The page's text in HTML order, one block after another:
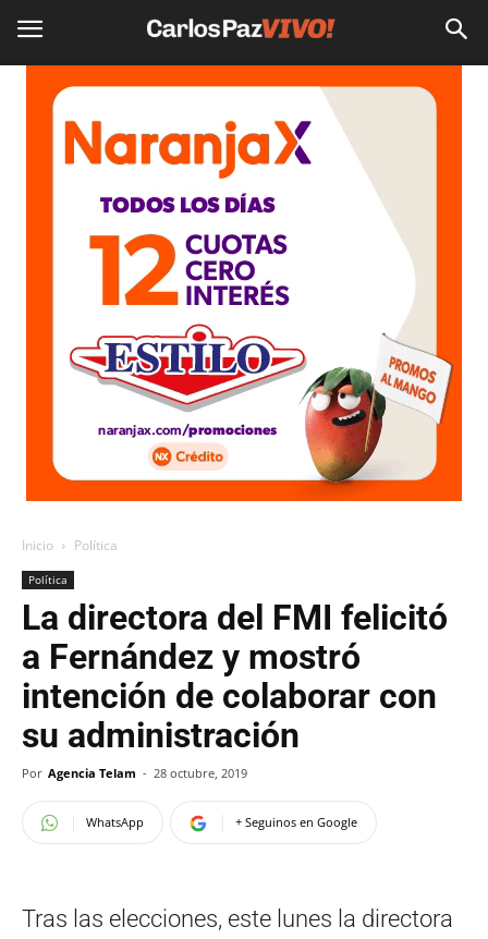
Inicio Política
Política
La directora del FMI felicitó
a Fernández y mostró
intención de colaborar con
su administración
Por Agencia Telam - 28 octubre, 2019
WhatsApp + Seguinos en Google
Tras las elecciones, este lunes la directora